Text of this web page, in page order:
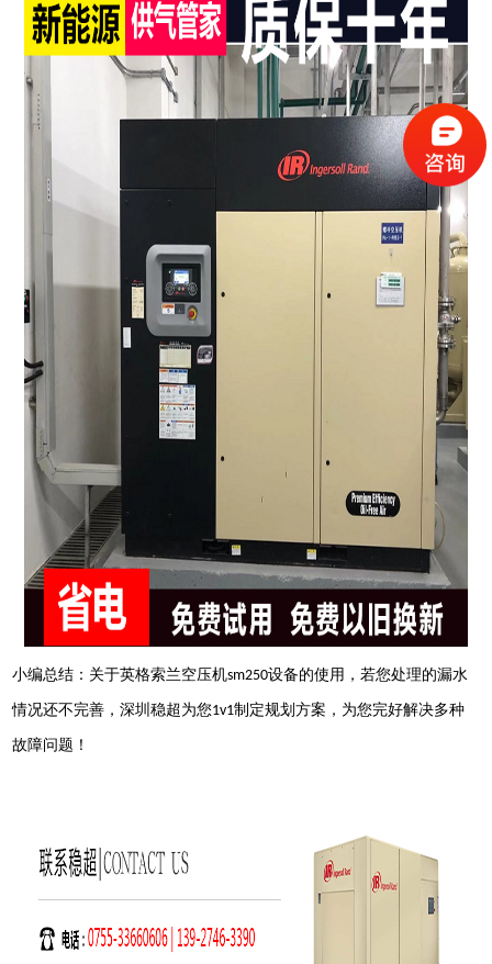
小编总结：关于英格索兰空压机sm250设备的使用，若您处理的漏水
情况还不完善，深圳稳超为您1v1制定规划方案，为您完好解决多种
故障问题！